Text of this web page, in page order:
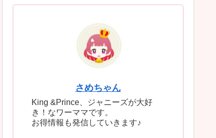
さめちゃん
King &Prince、ジャニーズが大好
き！なワーママです。
お得情報も発信していきます♪